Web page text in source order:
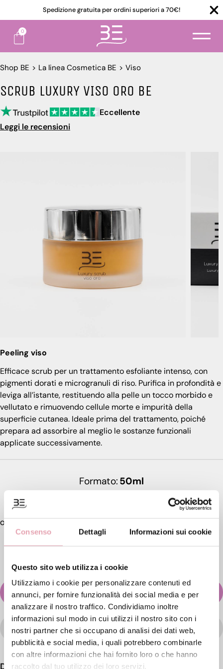
Consenso Dettagli Informazioni sui cookie
Questo sito web utilizza i cookie
Utilizziamo i cookie per personalizzare contenuti ed
annunci, per fornire funzionalità dei social media e per
analizzare il nostro traffico. Condividiamo inoltre
informazioni sul modo in cui utilizzi il nostro sito con i
nostri partner che si occupano di analisi dei dati web,
pubblicità e social media, i quali potrebbero combinarle
con altre informazioni che hai fornito loro o che hanno
raccolto dal tuo utilizzo dei loro servizi.
Spedizione gratuita per ordini superiori a 70€!
0
Shop BE > La linea Cosmetica BE > Viso
SCRUB LUXURY VISO ORO BE
Eccellente
Leggi le recensioni
Peeling viso
Efficace scrub per un trattamento esfoliante intenso, con
pigmenti dorati e microgranuli di riso. Purifica in profondità e
leviga all’istante, restituendo alla pelle un tocco morbido e
vellutato e rimuovendo cellule morte e impurità della
superficie cutanea. Ideale prima del trattamento, poiché
prepara ad assorbire al meglio le sostanze funzionali
applicate successivamente.
Formato 50ml
AGGIUNGI AL CARRELLO
WISHLIST
Descrizione